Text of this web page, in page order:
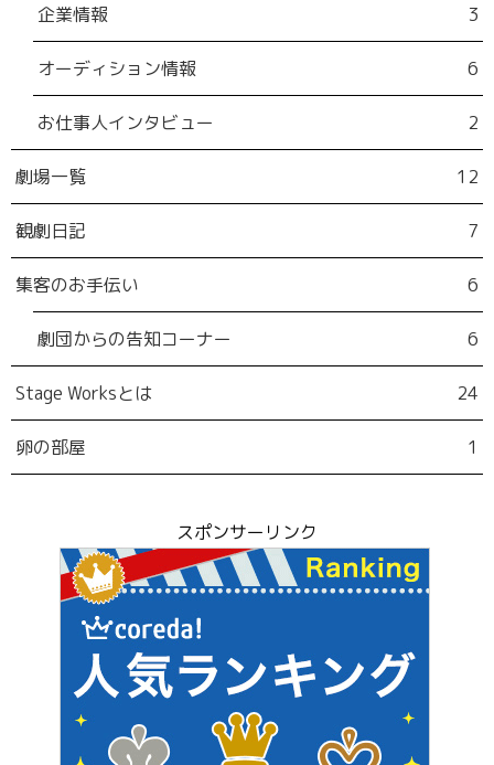
企業情報 3
オーディション情報 6
お仕事人インタビュー 2
劇場一覧 12
観劇日記 7
集客のお手伝い 6
劇団からの告知コーナー 6
Stage Worksとは 24
卵の部屋 1
スポンサーリンク